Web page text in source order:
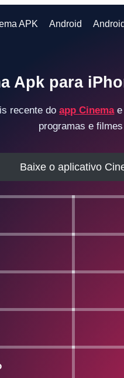
APK Android
Apk para
recente doapp Cinemae
programas e
Baixe o aplicativo